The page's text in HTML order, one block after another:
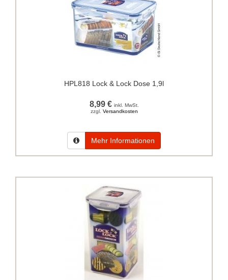
HPL818 Lock & Lock Dose 1,9l
8,99 € inkl. MwSt.
zzgl. Versandkosten
Mehr Informationen